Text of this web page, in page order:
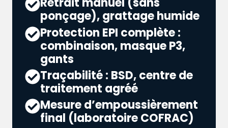
ponçage), grattage humide
Protection EPI complète :
combinaison, masque P3,
gants
Traçabilité : BSD, centre de
traitement agréé
Mesure d’empoussièrement
final (laboratoire COFRAC)